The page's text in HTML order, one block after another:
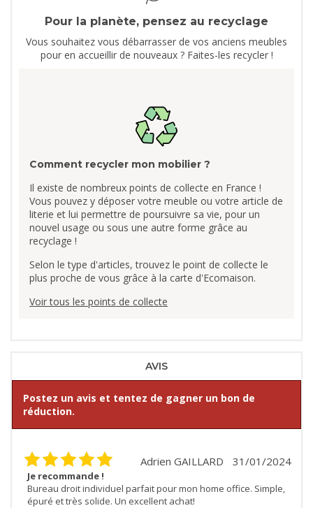
Pour la planète, pensez au recyclage
Vous souhaitez vous débarrasser de vos anciens meubles
pour en accueillir de nouveaux ? Faites-les recycler !
Comment recycler mon mobilier ?
Il existe de nombreux points de collecte en France !
Vous pouvez y déposer votre meuble ou votre article de
literie et lui permettre de poursuivre sa vie, pour un
nouvel usage ou sous une autre forme grâce au
recyclage !
Selon le type d'articles, trouvez le point de collecte le
plus proche de vous grâce à la carte d'Ecomaison.
Voir tous les points de collecte
AVIS
Postez un avis et tentez de gagner un bon de
réduction.
31/01/2024
Adrien GAILLARD
Je recommande !
Bureau droit individuel parfait pour mon home office. Simple,
épuré et très solide. Un excellent achat!